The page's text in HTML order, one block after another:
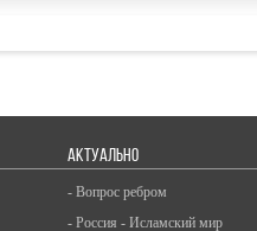
АКТУАЛЬНО
- Вопрос ребром
- Россия - Исламский мир